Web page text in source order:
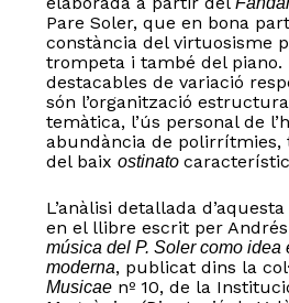
Pare Soler, que en bona
constància del virtuosisme
trompeta i també del piano.
destacables de variació
són l’organització
temàtica, l’ús personal de
abundància de
del baix ostinato
L’anàlisi detallada
en el llibre escrit per
música del P. Soler como idea
moderna, publicat dins la
Musicaenº 10, de la